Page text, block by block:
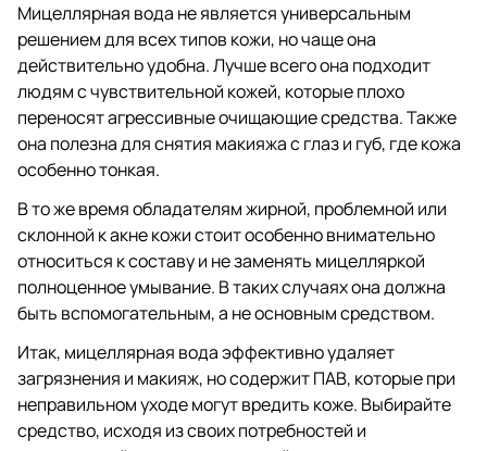
Мицеллярная вода не является универсальным
решением для всех типов кожи, но чаще она
действительно удобна. Лучше всего она подходит
людям с чувствительной кожей, которые плохо
переносят агрессивные очищающие средства. Также
она полезна для снятия макияжа с глаз и губ, где кожа
особенно тонкая.
В то же время обладателям жирной, проблемной или
склонной к акне кожи стоит особенно внимательно
относиться к составу и не заменять мицелляркой
полноценное умывание. В таких случаях она должна
быть вспомогательным, а не основным средством.
Итак, мицеллярная вода эффективно удаляет
загрязнения и макияж, но содержит ПАВ, которые при
неправильном уходе могут вредить коже. Выбирайте
средство, исходя из своих потребностей и